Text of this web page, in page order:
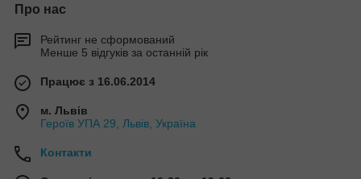
Про нас
Рейтинг не сформований
Менше 5 відгуків за останній рік
Працює з 16.06.2014
м. Львів
Героїв УПА 29, Львів, Україна
Контакти